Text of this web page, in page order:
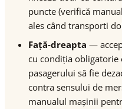
puncte (verifică
ales când transporti
Față-dreapta —
cu condiția obligatorie
pasagerului să fie
contra sensului de
manualul mașinii